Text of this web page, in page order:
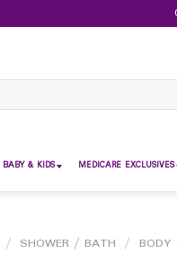
BABY & KIDS MEDICARE EXCLUSIVES
/ SHOWER / BATH / BODY